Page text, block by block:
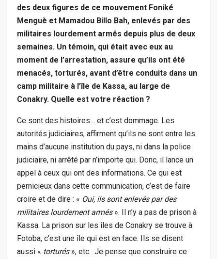
des deux figures de ce mouvement Foniké
Menguè et Mamadou Billo Bah, enlevés par des
militaires lourdement armés depuis plus de deux
semaines. Un témoin, qui était avec eux au
moment de l’arrestation, assure qu’ils ont été
menacés, torturés, avant d’être conduits dans un
camp militaire à l’île de Kassa, au large de
Conakry. Quelle est votre réaction ?
Ce sont des histoires… et c’est dommage. Les
autorités judiciaires, affirment qu’ils ne sont entre les
mains d’aucune institution du pays, ni dans la police
judiciaire, ni arrêté par n’importe qui. Donc, il lance un
appel à ceux qui ont des informations. Ce qui est
pernicieux dans cette communication, c’est de faire
croire et de dire : « Oui, ils sont enlevés par des
militaires lourdement armés». Il n’y a pas de prison à
Kassa. La prison sur les îles de Conakry se trouve à
Fotoba, c’est une île qui est en face. Ils se disent
aussi « torturés», etc. Je pense que construire ce